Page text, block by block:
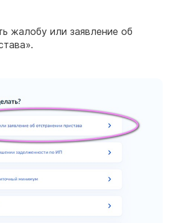
жалобу или заявление об